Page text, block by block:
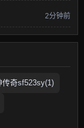
2分钟前
传奇sf523sy(1)